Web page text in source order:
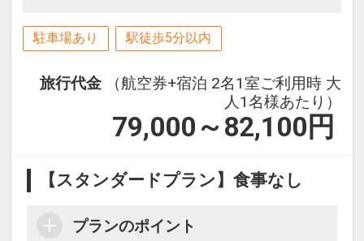
駐車場あり 駅徒歩5分以内
旅行代金
（航空券+宿泊 2名1室ご利用時 大
人1名様あたり）
79,000～82,100 円
【スタンダードプラン】食事なし
プランのポイント